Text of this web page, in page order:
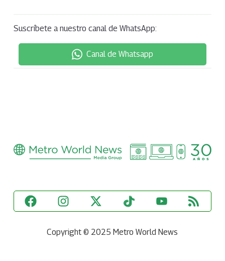
Suscríbete a nuestro canal de WhatsApp:
Canal de Whatsapp
Copyright © 2025 Metro World News